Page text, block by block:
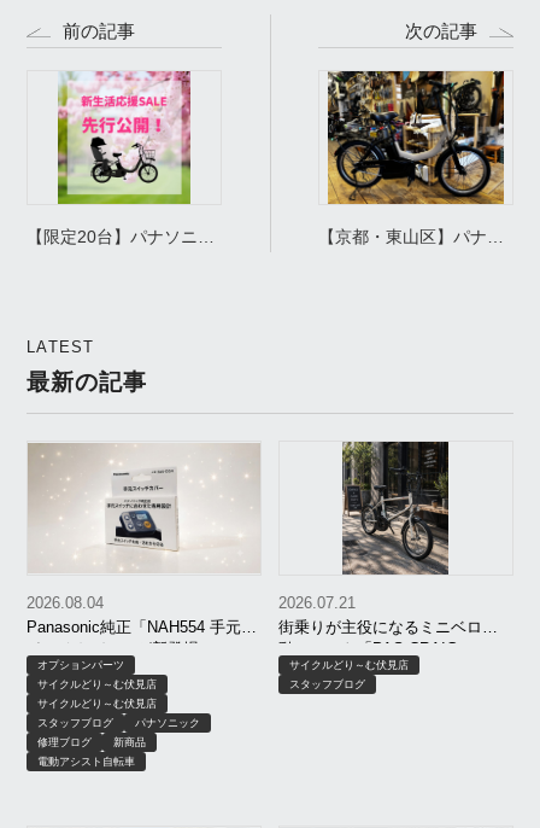
前の記事
【限定20台】パナソニッ
次の記事
【京都・東山区】パナソ
LATEST
最新の記事
Panasonic純正「NAH554 手元ス
イッチカバー」が新登場！
2026.08.04
オプションパーツ
サイクルどり～む伏見店
サイクルどり～む伏見店
スタッフブログ
パナソニック
修理ブログ
新商品
電動アシスト自転車
街乗りが主役になるミニベロ電
動アシスト「PAS CRAIG
ALLEY」がオシャレすぎる！
2026.07.21
サイクルどり～む伏見店
スタッフブログ